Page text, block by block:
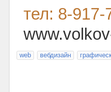
тел: 8-917-
web вебдизайн